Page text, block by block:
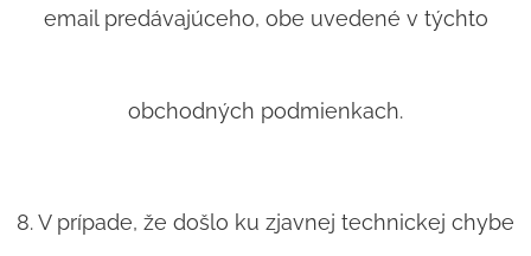
email predávajúceho, obe uvedené v týchto
obchodných podmienkach.
8. V prípade, že došlo ku zjavnej technickej chybe